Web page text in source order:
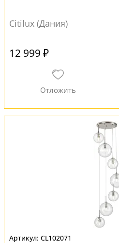
Citilux (Дания)
12 999 ₽
CL102071